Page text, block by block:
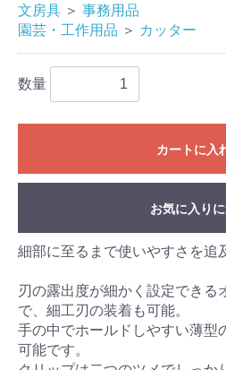
文房具 ＞ 事務用品
園芸・工作用品 ＞ カッター
数量
カートに入
お気に入り
細部に至るまで使いやすさを追
刃の露出度が細かく設定できる
で、細工刃の装着も可能。
手の中でホールドしやすい薄型
可能です。